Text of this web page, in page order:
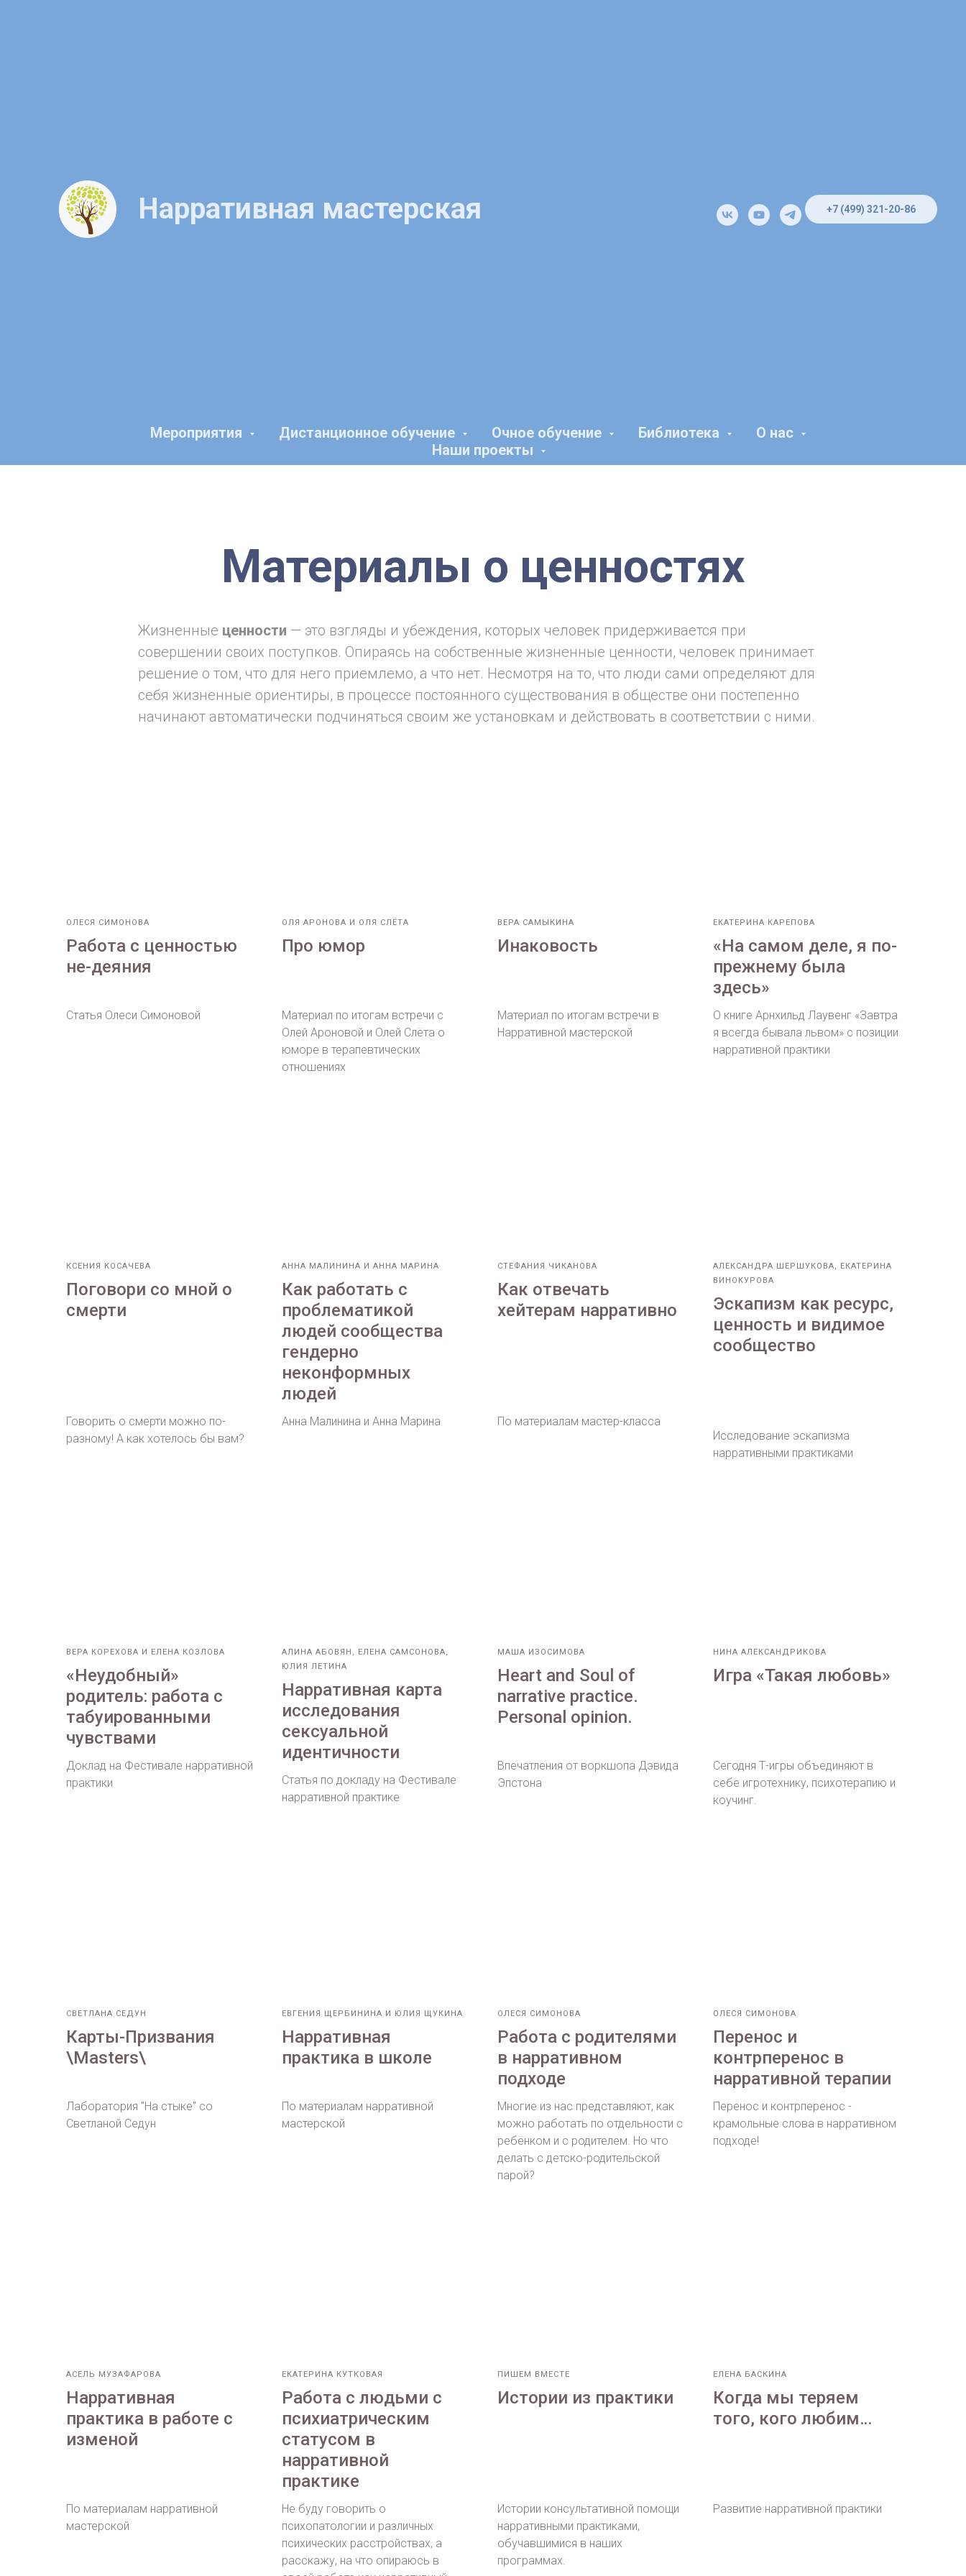
Нарративная мастерская +7 (499) 321-20-86
Мероприятия Дистанционное обучение Очное обучение Библиотека
О нас
Наши проекты
Материалы о ценностях
Жизненные ценности — это взгляды и убеждения, которых человек придерживается при
совершении своих поступков. Опираясь на собственные жизненные ценности, человек принимает
решение о том, что для него приемлемо, а что нет. Несмотря на то, что люди сами определяют для
себя жизненные ориентиры, в процессе постоянного существования в обществе они постепенно
начинают автоматически подчиняться своим же установкам и действовать в соответствии с ними.
ОЛЕСЯ СИМОНОВА
Работа с ценностью
не-деяния
Статья Олеси Симоновой
ОЛЯ АРОНОВА И ОЛЯ СЛЁТА
Про юмор
Материал по итогам встречи с
Олей Ароновой и Олей Слёта о
юморе в терапевтических
отношениях
ВЕРА САМЫКИНА
Инаковость
Материал по итогам встречи в
Нарративной мастерской
ЕКАТЕРИНА КАРЕПОВА
«На самом деле, я по-
прежнему была
здесь»
О книге Арнхильд Лаувенг «Завтра
я всегда бывала львом» с позиции
нарративной практики
КСЕНИЯ КОСАЧЕВА
Поговори со мной о
смерти
Говорить о смерти можно по-
разному! А как хотелось бы вам?
АННА МАЛИНИНА И АННА МАРИНА
Как работать с
проблематикой
людей сообщества
гендерно
неконформных
людей
Анна Малинина и Анна Марина
СТЕФАНИЯ ЧИКАНОВА
Как отвечать
хейтерам нарративно
По материалам мастер-класса
АЛЕКСАНДРА ШЕРШУКОВА, ЕКАТЕРИНА
ВИНОКУРОВА
Эскапизм как ресурс,
ценность и видимое
сообщество
Исследование эскапизма
нарративными практиками
ВЕРА КОРЕХОВА И ЕЛЕНА КОЗЛОВА
«Неудобный»
родитель: работа с
табуированными
чувствами
Доклад на Фестивале нарративной
практики
АЛИНА АБОВЯН, ЕЛЕНА САМСОНОВА,
ЮЛИЯ ЛЕТИНА
Нарративная карта
исследования
сексуальной
идентичности
Статья по докладу на Фестивале
нарративной практике
МАША ИЗОСИМОВА
Heart and Soul of
narrative practice.
Personal opinion.
Впечатления от воркшопа Дэвида
Эпстона
НИНА АЛЕКСАНДРИКОВА
Игра «Такая любовь»
Сегодня Т-игры объединяют в
себе игротехнику, психотерапию и
коучинг.
СВЕТЛАНА СЕДУН
Карты-Призвания
\Masters\
Лаборатория "На стыке" со
Светланой Седун
ЕВГЕНИЯ ЩЕРБИНИНА И ЮЛИЯ ЩУКИНА
Нарративная
практика в школе
По материалам нарративной
мастерской
ОЛЕСЯ СИМОНОВА
Работа с родителями
в нарративном
подходе
Многие из нас представляют, как
можно работать по отдельности с
ребёнком и с родителем. Но что
делать с детско-родительской
парой?
ОЛЕСЯ СИМОНОВА
Перенос и
контрперенос в
нарративной терапии
Перенос и контрперенос -
крамольные слова в нарративном
подходе!
АСЕЛЬ МУЗАФАРОВА
Нарративная
практика в работе с
изменой
По материалам нарративной
мастерской
ЕКАТЕРИНА КУТКОВАЯ
Работа с людьми с
психиатрическим
статусом в
нарративной
практике
Не буду говорить о
психопатологии и различных
психических расстройствах, а
расскажу, на что опираюсь в
ПИШЕМ ВМЕСТЕ
Истории из практики
Истории консультативной помощи
нарративными практиками,
обучавшимися в наших
программах.
ЕЛЕНА БАСКИНА
Когда мы теряем
того, кого любим…
Развитие нарративной практики